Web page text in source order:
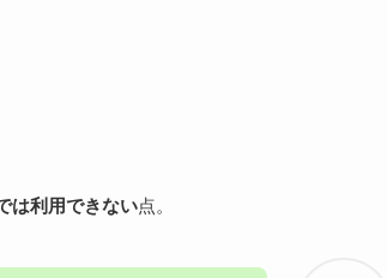
は利用できない点。